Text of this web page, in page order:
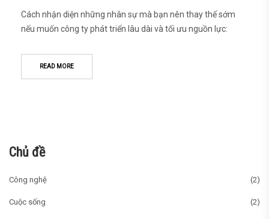
Cách nhận diện những nhân sự mà bạn nên thay thế sớm
nếu muốn công ty phát triển lâu dài và tối ưu nguồn lực:
READ MORE
Chủ đề
Công nghệ (2)
Cuộc sống (2)